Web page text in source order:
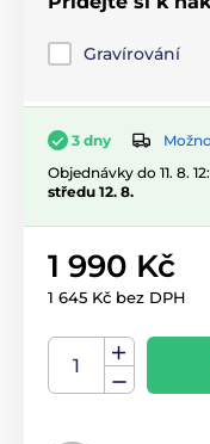
Gravírování
3 dny
Objednávky do 11. 8.
středu 12. 8.
1 990 Kč
1 645 Kč bez DPH